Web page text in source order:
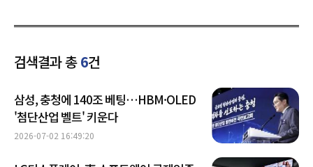
검색결과 총6건
삼성, 충청에 140조 베팅…HBM·OLED
'첨단산업 벨트' 키운다
2026-07-02 16:49:20